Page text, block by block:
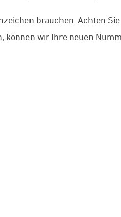
brauchen. Achten
können wir Ihre neuen